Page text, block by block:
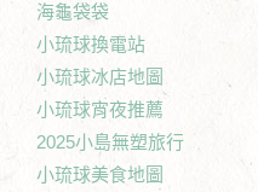
海龜袋袋
小琉球換電站
小琉球冰店地圖
小琉球宵夜推薦
2025小島無塑旅行
小琉球美食地圖